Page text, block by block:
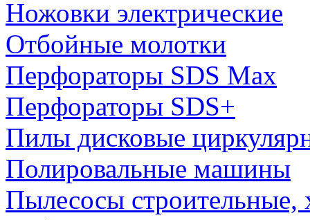
Ножовки электрические
Отбойные молотки
Перфораторы SDS Max
Перфораторы SDS+
Пилы дисковые
Полировальные машины
Пылесосы строительные,